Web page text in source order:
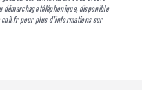
téléphonique, disponible
cnil.fr pour plus d’informations sur